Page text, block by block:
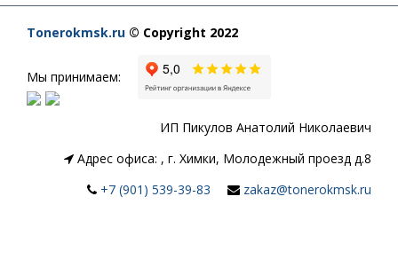
Tonerokmsk.ru © Copyright 2022
Мы принимаем:
ИП Пикулов Анатолий Николаевич
Адрес офиса: , г. Химки, Молодежный проезд д.8
+7 (901) 539-39-83
zakaz@tonerokmsk.ru